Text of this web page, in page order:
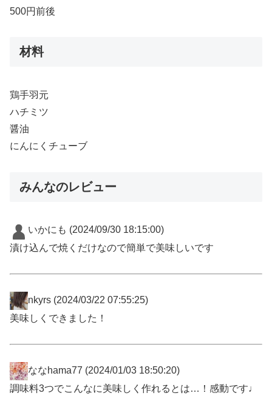
500円前後
材料
鶏手羽元
ハチミツ
醤油
にんにくチューブ
みんなのレビュー
いかにも (2024/09/30 18:15:00)
漬け込んで焼くだけなので簡単で美味しいです
nkyrs (2024/03/22 07:55:25)
美味しくできました！
ななhama77 (2024/01/03 18:50:20)
調味料3つでこんなに美味しく作れるとは…！感動です♩